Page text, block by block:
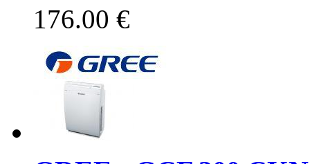
176.00 €